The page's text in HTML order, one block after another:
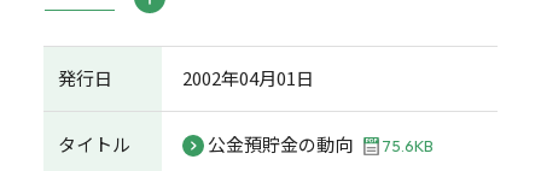
発行日 2002年04月01日
タイトル 公金預貯金の動向 75.6KB